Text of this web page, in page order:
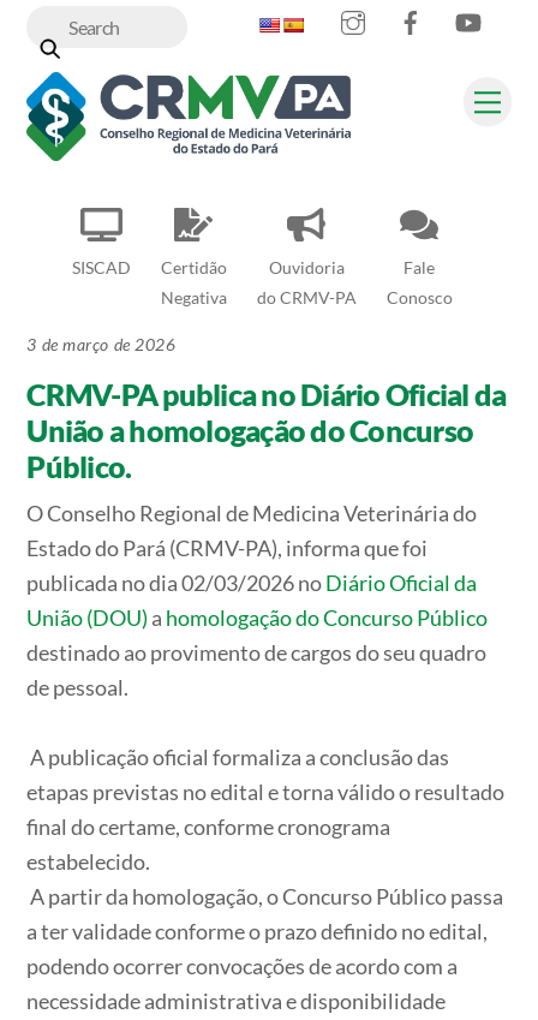
content
SISCAD
Certidão
Negativa
Ouvidoria
do CRMV-PA
Fale
Conosco
InstagramFacebook
3 de março de 2026
CRMV-PA publica no Diário Oficial da
União a homologação do Concurso
Público.
O Conselho Regional de Medicina Veterinária do
Estado do Pará (CRMV-PA), informa que foi
publicada no dia 02/03/2026 noDiário Oficial da
União (DOU) a homologação do Concurso Público
destinado ao provimento de cargos do seu quadro
de pessoal.
A publicação oficial formaliza a conclusão das
etapas previstas no edital e torna válido o resultado
final do certame, conforme cronograma
estabelecido.
A partir da homologação, o Concurso Público passa
a ter validade conforme o prazo definido no edital,
podendo ocorrer convocações de acordo com a
necessidade administrativa e disponibilidade